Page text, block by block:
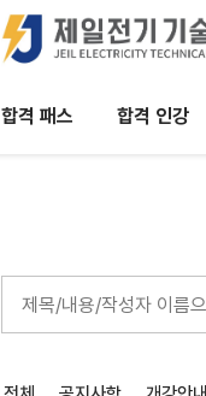
합격 패스 합격 인강